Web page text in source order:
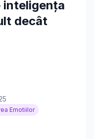
inteligența
decât
Emotiilor